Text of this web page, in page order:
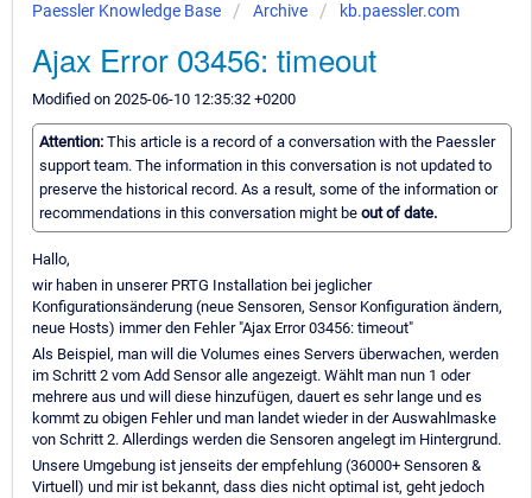
Paessler Knowledge Base Archive kb.paessler.com
Ajax Error 03456: timeout
Modified on 2025-06-10 12:35:32 +0200
Attention: This article is a record of a conversation with the Paessler
support team. The information in this conversation is not updated to
preserve the historical record. As a result, some of the information or
recommendations in this conversation might be out of date.
Hallo,
wir haben in unserer PRTG Installation bei jeglicher
Konfigurationsänderung (neue Sensoren, Sensor Konfiguration ändern,
neue Hosts) immer den Fehler "Ajax Error 03456: timeout"
Als Beispiel, man will die Volumes eines Servers überwachen, werden
im Schritt 2 vom Add Sensor alle angezeigt. Wählt man nun 1 oder
mehrere aus und will diese hinzufügen, dauert es sehr lange und es
kommt zu obigen Fehler und man landet wieder in der Auswahlmaske
von Schritt 2. Allerdings werden die Sensoren angelegt im Hintergrund.
Unsere Umgebung ist jenseits der empfehlung (36000+ Sensoren &
Virtuell) und mir ist bekannt, dass dies nicht optimal ist, geht jedoch